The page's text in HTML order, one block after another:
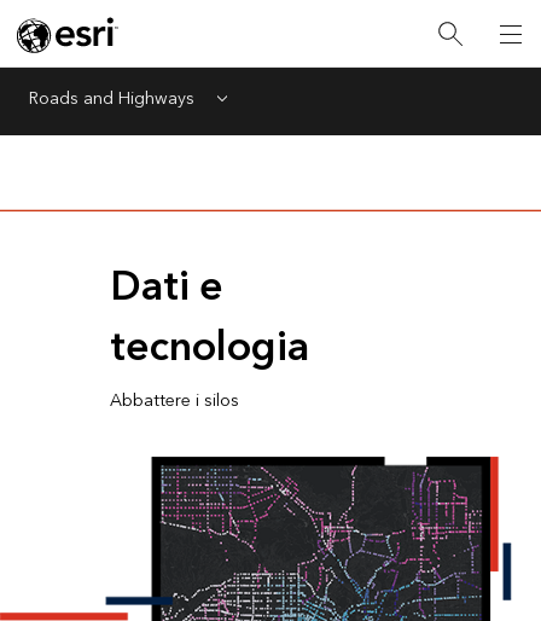
Roads and Highways Menu
Dati e
tecnologia
Abbattere i silos